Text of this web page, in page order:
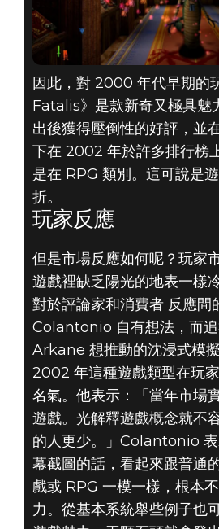
因此，對 2000 年代早期的
Fatalis》是款新奇又極具魅
出後獲得壓倒性的好評，並
下在 2002 年於許多排行榜
是在 RPG 類別。這可說是
折。
玩家反應
但是市場反應如何呢？玩家
遊戲裡缺乏陽光的地表一樣冷
對於評論家和消費者 反應間
Colantonio 自有想法，而
Arkane 想推動的沈浸式模
2002 年這種遊戲類型在玩
名氣。他表示：「當年市場
遊戲。光解釋遊戲概念就不
的人更少。」Colantonio
幕截圖的話，看起來跟普通
戲或 RPG 一模一樣，根本
力。從基本系統舉些例子也